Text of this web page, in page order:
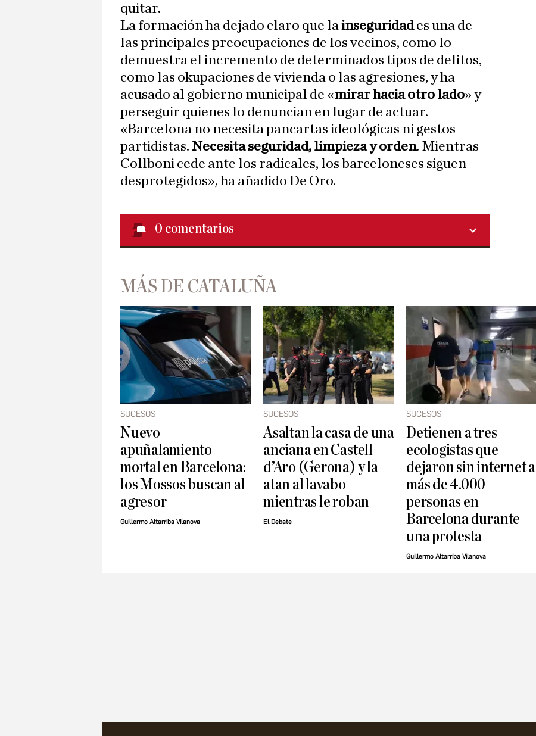
quitar.
La formación ha dejado claro que lainseguridades una de
las principales preocupaciones de los vecinos, como lo
demuestra el incremento de determinados tipos de delitos,
como las okupaciones de vivienda o las agresiones, y ha
acusado al gobierno municipal de «mirar hacia otro lado» y
perseguir quienes lo denuncian en lugar de actuar.
«Barcelona no necesita pancartas ideológicas ni gestos
partidistas. Necesita seguridad, limpieza y orden. Mientras
Collboni cede ante los radicales, los barceloneses siguen
desprotegidos», ha añadido De Oro.
0 comentarios
MÁS DE CATALUÑA
SUCESOS
Nuevo
apuñalamiento
mortal en Barcelona:
los Mossos buscan al
agresor
Guillermo Altarriba Vilanova
SUCESOS
Asaltan la casa de una
anciana en Castell
d’Aro (Gerona) y la
atan al lavabo
mientras le roban
El Debate
SUCESOS
Detienen a tres
ecologistas que
dejaron sin internet a
más de 4.000
personas en
Barcelona durante
una protesta
Guillermo Altarriba Vilanova